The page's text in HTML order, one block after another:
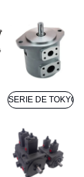
SERIE DE TOKYO